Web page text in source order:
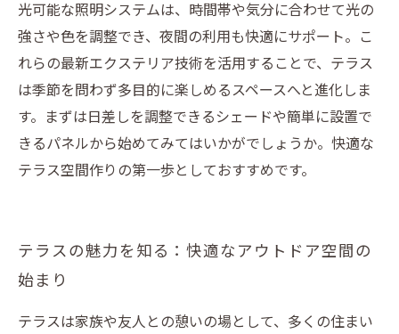
光可能な照明システムは、時間帯や気分に合わせて光の
強さや色を調整でき、夜間の利用も快適にサポート。こ
れらの最新エクステリア技術を活用することで、テラス
は季節を問わず多目的に楽しめるスペースへと進化しま
す。まずは日差しを調整できるシェードや簡単に設置で
きるパネルから始めてみてはいかがでしょうか。快適な
テラス空間作りの第一歩としておすすめです。
テラスの魅力を知る：快適なアウトドア空間の
始まり
テラスは家族や友人との憩いの場として、多くの住まい